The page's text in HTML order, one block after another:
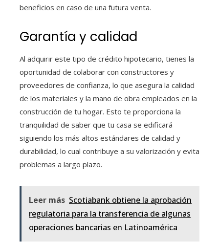
beneficios en caso de una futura venta.
Garantía y calidad
Al adquirir este tipo de crédito hipotecario, tienes la
oportunidad de colaborar con constructores y
proveedores de confianza, lo que asegura la calidad
de los materiales y la mano de obra empleados en la
construcción de tu hogar. Esto te proporciona la
tranquilidad de saber que tu casa se edificará
siguiendo los más altos estándares de calidad y
durabilidad, lo cual contribuye a su valorización y evita
problemas a largo plazo.
Leer más Scotiabank obtiene la aprobación
regulatoria para la transferencia de algunas
operaciones bancarias en Latinoamérica